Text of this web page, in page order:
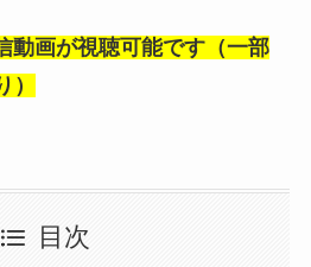
動画が視聴可能です（一部
目次